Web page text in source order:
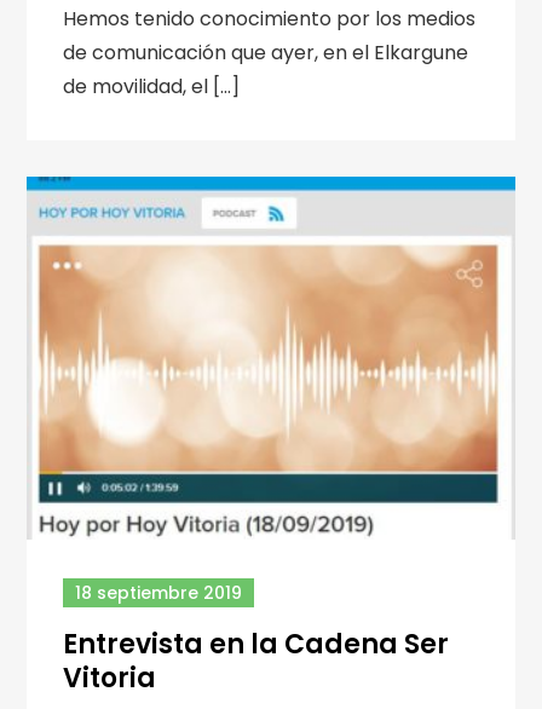
Hemos tenido conocimiento por los medios
de comunicación que ayer, en el Elkargune
de movilidad, el […]
18 septiembre 2019
Entrevista en la Cadena Ser
Vitoria